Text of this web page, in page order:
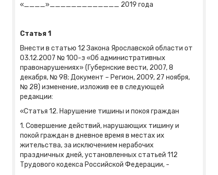
«____»_____________ 2019 года
Статья 1
Внести в статью 12 Закона Ярославской области от
03.12.2007 № 100-з «Об административных
правонарушениях» (Губернские вести, 2007, 8
декабря, № 98; Документ – Регион, 2009, 27 ноября,
№ 28) изменение, изложив ее в следующей
редакции:
«Статья 12. Нарушение тишины и покоя граждан
1. Совершение действий, нарушающих тишину и
покой граждан в дневное время в местах их
жительства, за исключением нерабочих
праздничных дней, установленных статьей 112
Трудового кодекса Российской Федерации, -